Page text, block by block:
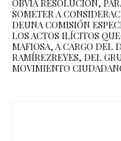
OBVIA RESOLUCIÓN,
SOMETER A
DEUNA COMISIÓN
LOS ACTOS ILÍCITOS
MAFIOSA, A CARGO DEL
RAMÍREZREYES, DEL
MOVIMIENTO